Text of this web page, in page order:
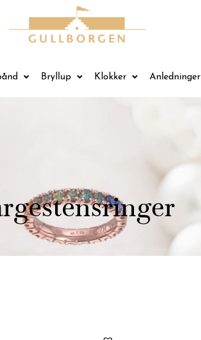
Bryllup Klokker Anledninger